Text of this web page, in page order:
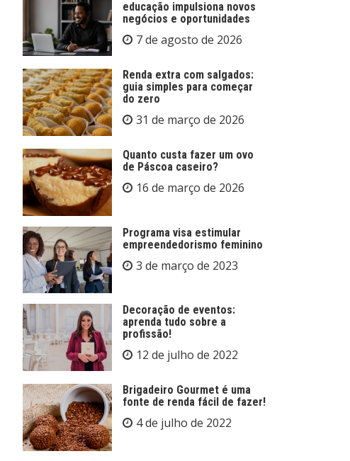
educação impulsiona novos
negócios e oportunidades
7 de agosto de 2026
Renda extra com salgados:
guia simples para começar
do zero
31 de março de 2026
Quanto custa fazer um ovo
de Páscoa caseiro?
16 de março de 2026
Programa visa estimular
empreendedorismo feminino
3 de março de 2023
Decoração de eventos:
aprenda tudo sobre a
profissão!
12 de julho de 2022
Brigadeiro Gourmet é uma
fonte de renda fácil de fazer!
4 de julho de 2022